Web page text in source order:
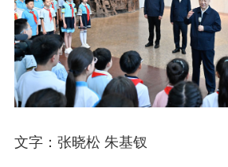
文字：张晓松 朱基钗